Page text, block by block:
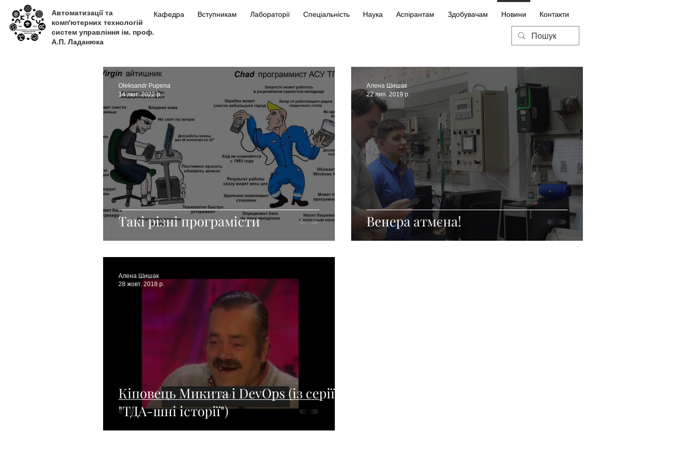
Автоматизації та
комп'ютерних технологій
систем управління ім. проф.
А.П. Ладанюка
Кафедра Вступникам Лабораторії Спеціальність Наука Аспірантам Здобувачам Новини Контакти
Такі різні програмісти
Oleksandr Pupena
14 лют. 2022 р.
Венера атмєна!
Алена Шишак
22 лип. 2019 р.
Кіповець Микита і DevOps (із серії
"ТДА-шні історії")
Алена Шишак
28 жовт. 2018 р.